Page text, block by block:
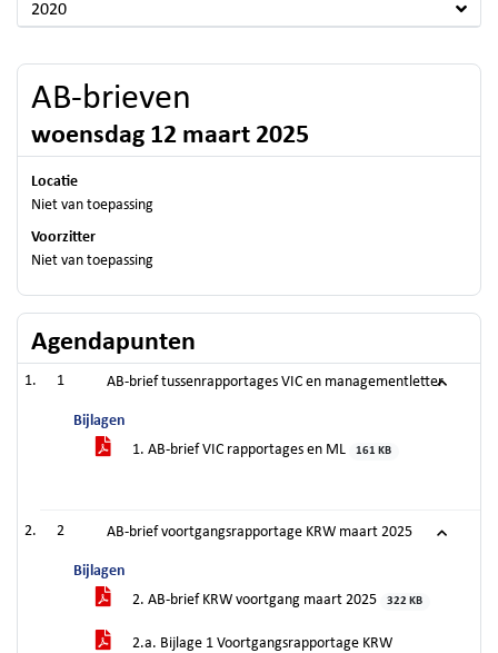
2020
AB-brieven
woensdag 12 maart 2025
Locatie
Niet van toepassing
Voorzitter
Niet van toepassing
Agendapunten
1 AB-brief tussenrapportages VIC en managementletter
Bijlagen
1. AB-brief VIC rapportages en ML
161 KB
2 AB-brief voortgangsrapportage KRW maart 2025
Bijlagen
2. AB-brief KRW voortgang maart 2025
322 KB
2.a. Bijlage 1 Voortgangsrapportage KRW